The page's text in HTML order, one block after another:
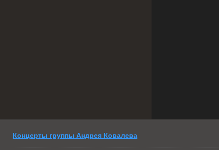
Концерты группы Андрея Ковалева